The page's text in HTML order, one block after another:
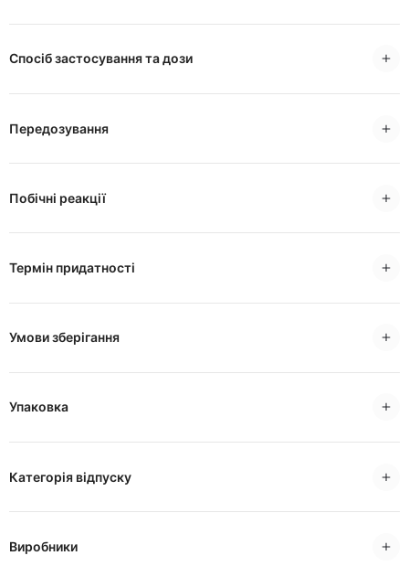
Спосіб застосування та дози
Передозування
Побічні реакції
Термін придатності
Умови зберігання
Упаковка
Категорія відпуску
Виробники